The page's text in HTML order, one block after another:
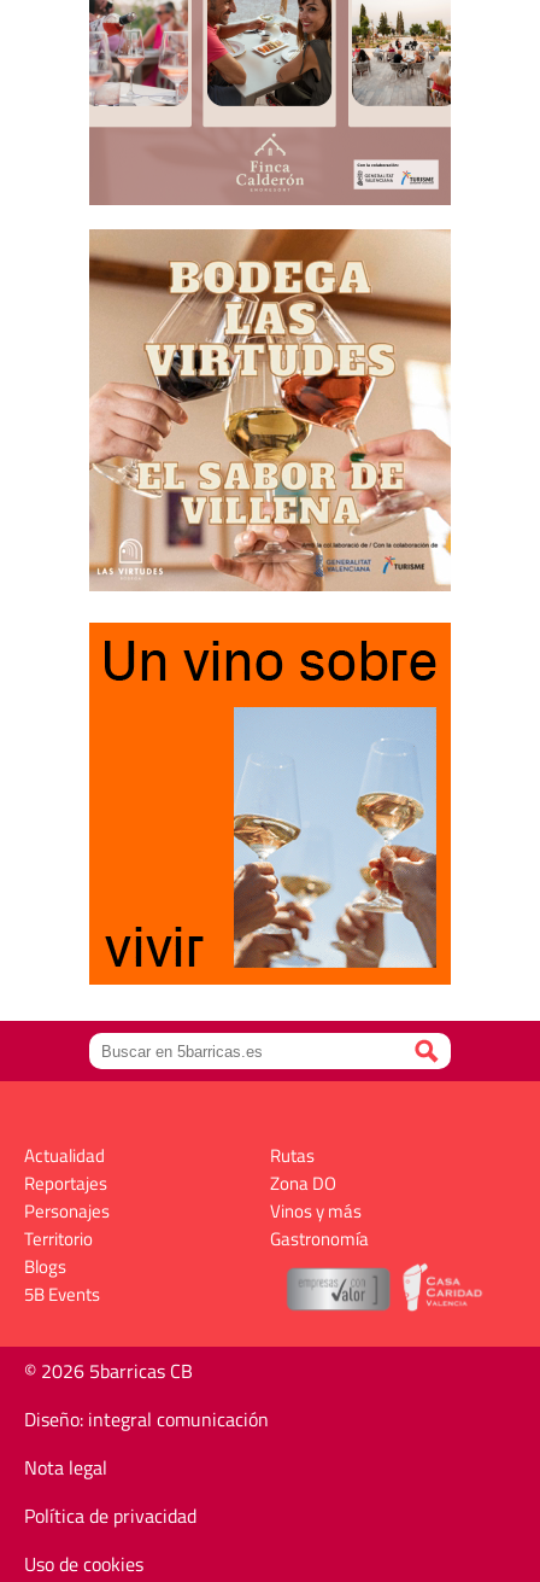
Actualidad
Reportajes
Personajes
Territorio
Rutas
Zona DO
Vinos y más
Gastronomía
Blogs
5B Events
© 2026 5barricas CB
Diseño: integral comunicación
Nota legal
Política de privacidad
Uso de cookies